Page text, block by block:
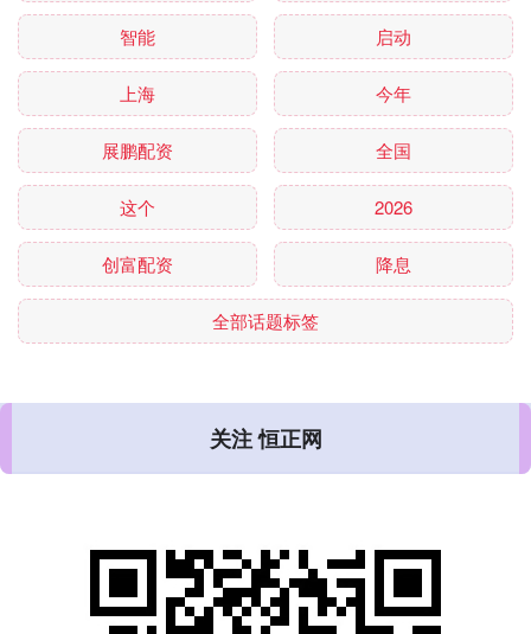
智能 启动
上海 今年
展鹏配资 全国
这个 2026
创富配资 降息
全部话题标签
关注 恒正网